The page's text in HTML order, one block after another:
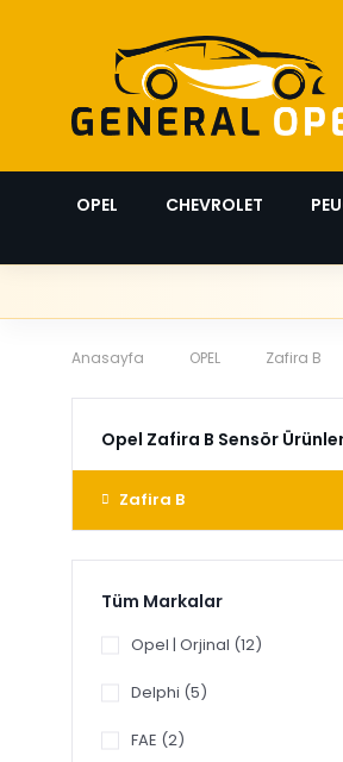
OPEL CHEVROLET
Anasayfa OPEL Zafira B
Opel Zafira B Sensör
Zafira B
Tüm Markalar
Opel | Orjinal (12)
Delphi (5)
FAE (2)